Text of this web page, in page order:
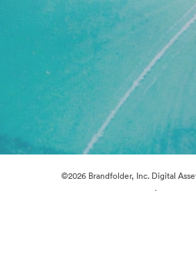
©2026 Brandfolder, Inc. Digital
·